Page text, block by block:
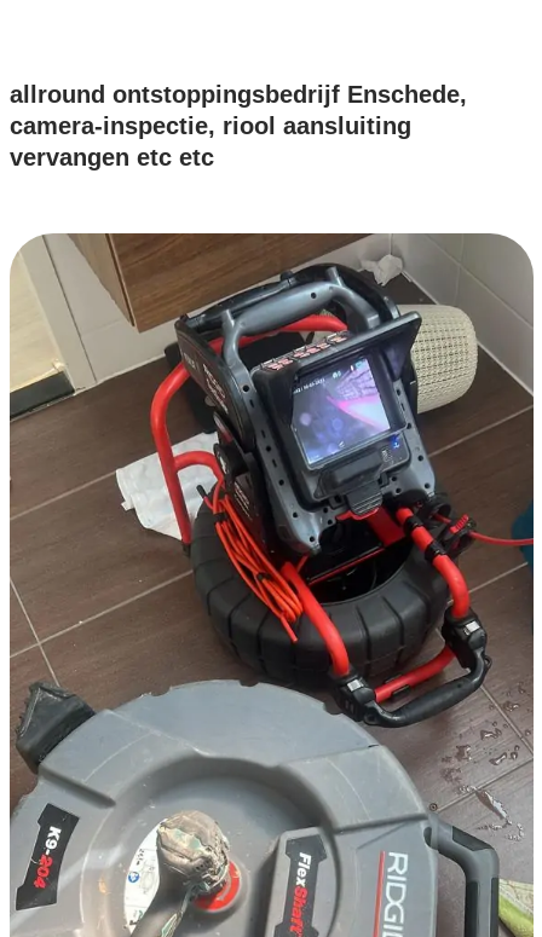
allround ontstoppingsbedrijf Enschede,
camera-inspectie, riool aansluiting
vervangen etc etc